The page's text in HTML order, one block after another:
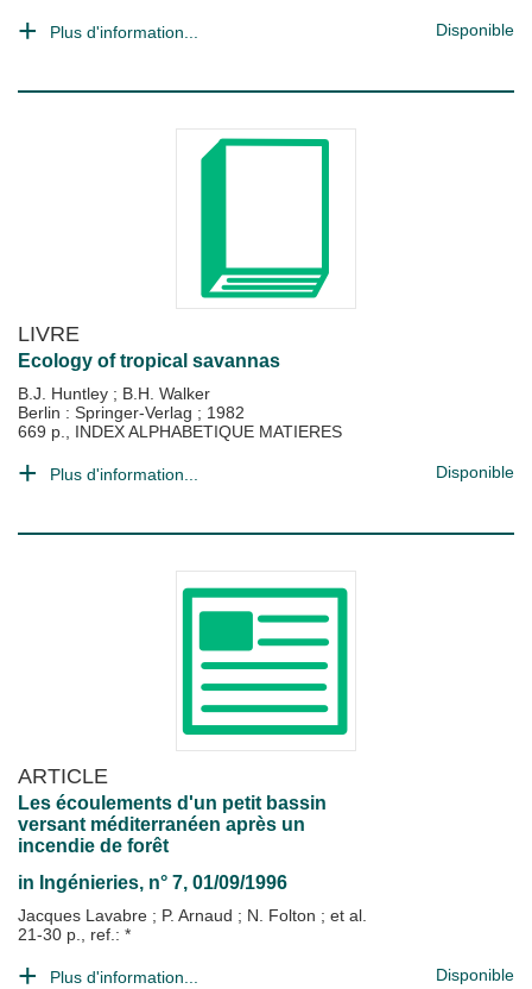
Plus d'information... Disponible
LIVRE
Ecology of tropical savannas
B.J. Huntley ; B.H. Walker
Berlin : Springer-Verlag ; 1982
669 p., INDEX ALPHABETIQUE MATIERES
Plus d'information... Disponible
ARTICLE
Les écoulements d'un petit bassin
versant méditerranéen après un
incendie de forêt
in Ingénieries, n° 7, 01/09/1996
Jacques Lavabre ; P. Arnaud ; N. Folton ; et al.
21-30 p., ref.: *
Plus d'information... Disponible